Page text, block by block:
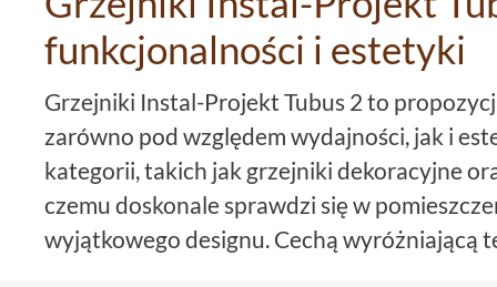
funkcjonalności i estetyki
Grzejniki Instal-Projekt Tubus 2 to
zarówno pod względem wydajności, jak i
kategorii, takich jak grzejniki dekoracyjne
czemu doskonale sprawdzi się w
wyjątkowego designu. Cechą wyróżniającą